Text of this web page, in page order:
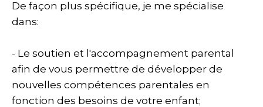
De façon plus spécifique, je me spécialise
dans:
- Le soutien et l'accompagnement parental
afin de vous permettre de développer de
nouvelles compétences parentales en
fonction des besoins de votre enfant;